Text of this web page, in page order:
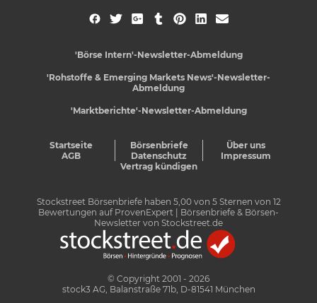
'Börse Intern'-Newsletter-Abmeldung
'Rohstoffe & Emerging Markets News'-Newsletter-
Abmeldung
'Marktberichte'-Newsletter-Abmeldung
Startseite Börsenbriefe
Über uns
AGB
Datenschutz
Impressum
Vertrag kündigen
Stockstreet Börsenbriefe haben 5,00von 5Sternen von 12
Bewertungen auf ProvenExpert | Börsenbriefe & Börsen-
Newsletter von Stockstreet.de
© Copyright 2001 - 2026
stock3 AG, Balanstraße 71b, D-81541 München